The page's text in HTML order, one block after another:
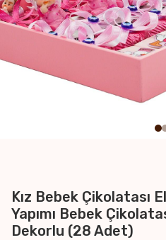
Kız Bebek Çikolatası El
Yapımı Bebek
Dekorlu (28 Adet)